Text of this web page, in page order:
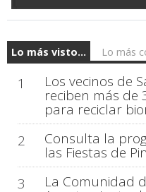
Lo más visto... Lo más
1 Los vecinos de
reciben más de
para reciclar
2
Consulta la
las Fiestas de
3
La Comunidad